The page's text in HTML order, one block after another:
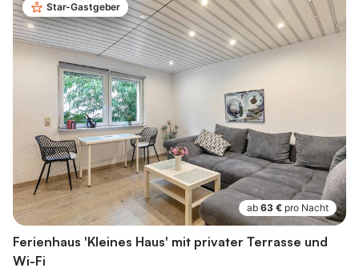
Star-Gastgeber
ab 63 € pro Nacht
Ferienhaus 'Kleines Haus' mit privater Terrasse und
Wi-Fi